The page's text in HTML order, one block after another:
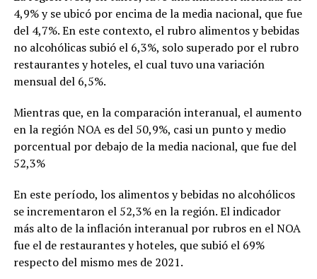
4,9% y se ubicó por encima de la media nacional, que fue
del 4,7%. En este contexto, el rubro alimentos y bebidas
no alcohólicas subió el 6,3%, solo superado por el rubro
restaurantes y hoteles, el cual tuvo una variación
mensual del 6,5%.
Mientras que, en la comparación interanual, el aumento
en la región NOA es del 50,9%, casi un punto y medio
porcentual por debajo de la media nacional, que fue del
52,3%
En este período, los alimentos y bebidas no alcohólicos
se incrementaron el 52,3% en la región. El indicador
más alto de la inflación interanual por rubros en el NOA
fue el de restaurantes y hoteles, que subió el 69%
respecto del mismo mes de 2021.